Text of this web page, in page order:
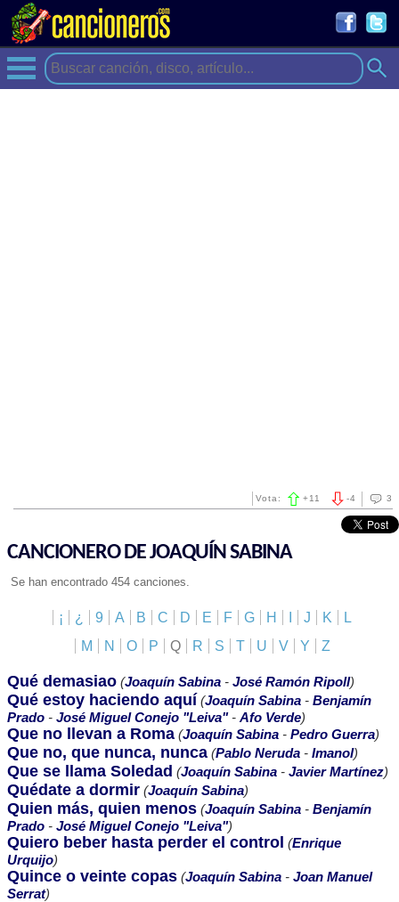
3
-4
Vota: +11
CANCIONERO DE JOAQUÍN SABINA
Se han encontrado 454 canciones.
¡ ¿ 9 A B C D E F G H J K
L
M
N O P Q R S T U V Y Z
Qué demasiao (Joaquín Sabina - José Ramón Ripoll)
Qué estoy haciendo aquí (Joaquín Sabina - Benjamín
Prado - José Miguel Conejo "Leiva"- Afo Verde)
Que no llevan a Roma (Joaquín Sabina - Pedro Guerra)
Que no, que nunca, nunca (Pablo Neruda - Imanol)
Que se llama Soledad (Joaquín Sabina - Javier Martínez)
Quédate a dormir (Joaquín Sabina)
Quien más, quien menos (Joaquín Sabina - Benjamín
Prado - José Miguel Conejo "Leiva")
Quiero beber hasta perder el control (Enrique
Urquijo)
Quince o veinte copas (Joaquín Sabina - Joan Manuel
Serrat)